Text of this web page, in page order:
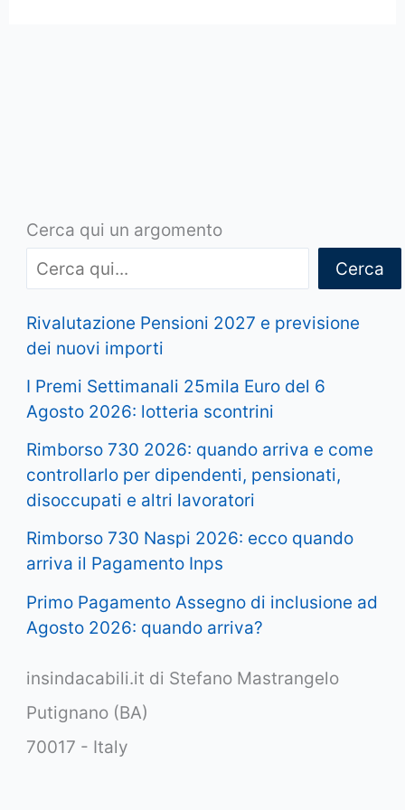
Cerca qui un argomento
Cerca
Rivalutazione Pensioni 2027 e previsione
dei nuovi importi
I Premi Settimanali 25mila Euro del 6
Agosto 2026: lotteria scontrini
Rimborso 730 2026: quando arriva e come
controllarlo per dipendenti, pensionati,
disoccupati e altri lavoratori
Rimborso 730 Naspi 2026: ecco quando
arriva il Pagamento Inps
Primo Pagamento Assegno di inclusione ad
Agosto 2026: quando arriva?
insindacabili.it di Stefano Mastrangelo
Putignano (BA)
70017 - Italy